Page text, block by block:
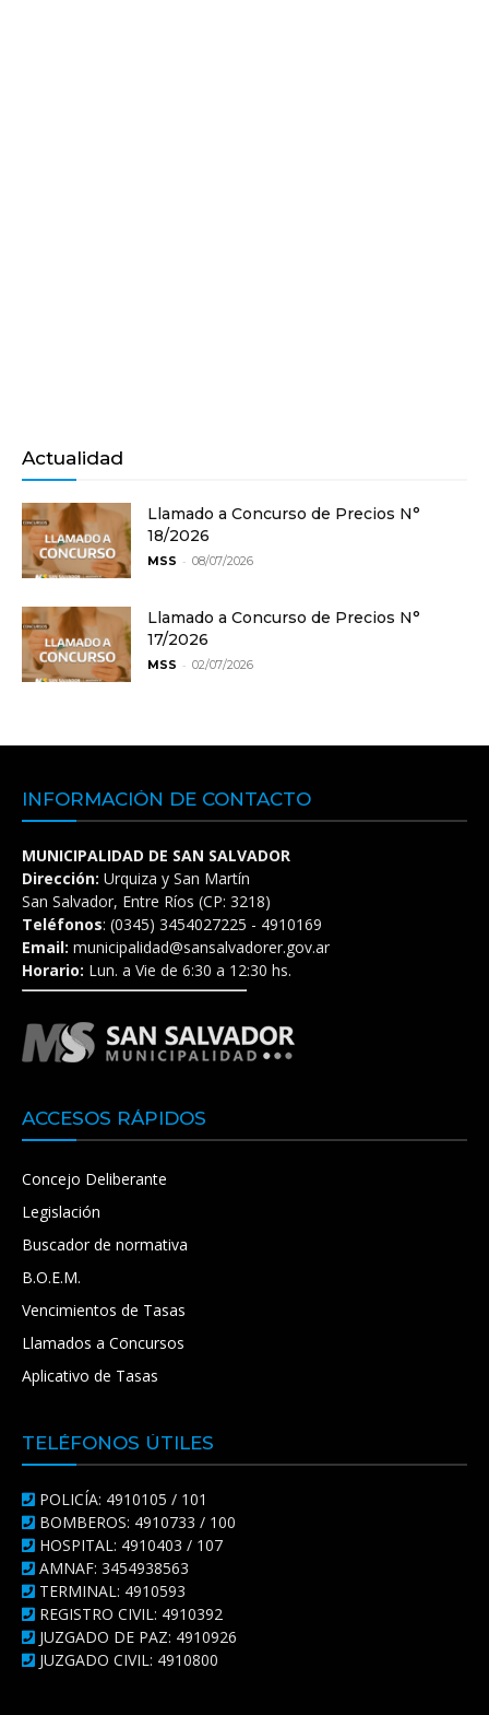
Actualidad
Llamado a Concurso de Precios N°
18/2026
MSS - 08/07/2026
Llamado a Concurso de Precios N°
17/2026
MSS - 02/07/2026
INFORMACIÓN DE CONTACTO
MUNICIPALIDAD DE SAN SALVADOR
Dirección: Urquiza y San Martín
San Salvador, Entre Ríos (CP: 3218)
Teléfonos: (0345) 3454027225 - 4910169
Email: municipalidad@sansalvadorer.gov.ar
Horario: Lun. a Vie de 6:30 a 12:30 hs.
ACCESOS RÁPIDOS
Concejo Deliberante
Legislación
Buscador de normativa
B.O.E.M.
Vencimientos de Tasas
Llamados a Concursos
Aplicativo de Tasas
TELÉFONOS ÚTILES
POLICÍA: 4910105 / 101
BOMBEROS: 4910733 / 100
HOSPITAL: 4910403 / 107
AMNAF: 3454938563
TERMINAL: 4910593
REGISTRO CIVIL: 4910392
JUZGADO DE PAZ: 4910926
JUZGADO CIVIL: 4910800